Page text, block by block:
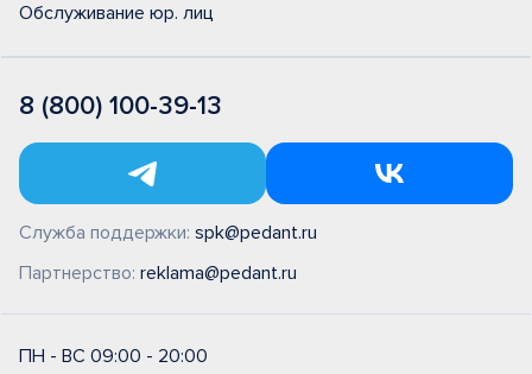
Обслуживание юр. лиц
8 (800) 100-39-13
Служба поддержки: spk@pedant.ru
Партнерство: reklama@pedant.ru
ПН - ВС 09:00 - 20:00